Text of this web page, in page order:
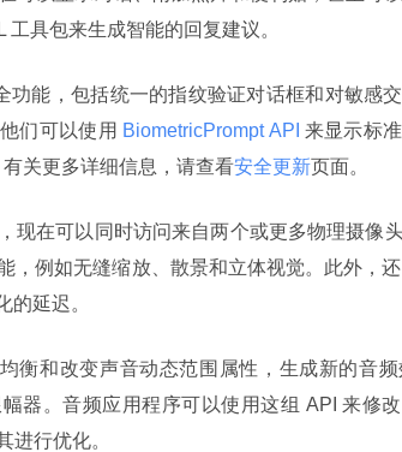
具包来生成智能的回复建议。
功能，包括统一的指纹验证对话框和对敏感
们可以使用 BiometricPrompt API 来显示标
关更多详细信息，请查看安全更新页面。
现在可以同时访问来自两个或更多物理摄像
，例如无缝缩放、散景和立体视觉。此外，
的延迟。
衡和改变声音动态范围属性，生成新的音
器。音频应用程序可以使用这组 API 来修
进行优化。